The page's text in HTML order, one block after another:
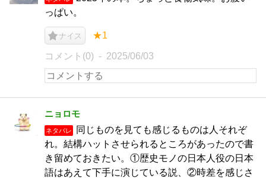
っぱい。
ナイス ★1
コメント(0) 2025/06/03
ニョロモ
ネタバレ
同じものを見ても感じるものは人それぞ
れ。結構ハットさせられるところがあったので書
き留めておきたい。①歴史モノの日本人役の日本
語はあえて下手に演じている説、②時差を感じさ